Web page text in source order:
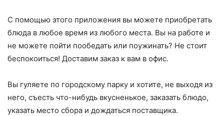
С помощью этого приложения вы можете приобретать
блюда в любое время из любого места. Вы на работе и
не можете пойти пообедать или поужинать? Не стоит
беспокоиться! Доставим заказ к вам в офис.
Вы гуляете по городскому парку и хотите, не выходя из
него, съесть что-нибудь вкусненькое, заказать блюдо,
указать место сбора и дождаться поставщика.